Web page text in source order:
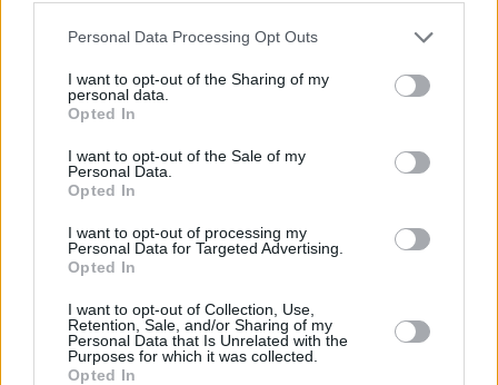
Personal Data Processing Opt Outs
I want to opt-out of the Sharing of my
personal data.
Opted In
I want to opt-out of the Sale of my
Personal Data.
Opted In
I want to opt-out of processing my
Personal Data for Targeted Advertising.
Opted In
I want to opt-out of Collection, Use,
Retention, Sale, and/or Sharing of my
Personal Data that Is Unrelated with the
Purposes for which it was collected.
Opted In
ΜΟΝΑΚΟ:ΗΝάτσνετ Αμανουέλτιμωρήθηκε με τριετή
την Ερυθραία βρέθηκε θετική στον μαραθώνιο του
Άμστερνταμ που είχε διεξαχθεί τον περασμένο
Οκτώβριο. Ήταν 4
με 2:22.45. Επίσης, τιμωρήθηκε με
πέντε χρόνια αποκλεισμό η
για
παραβιάσεις των κανονισμών περί φαρμακοδιέγερσης.
Η Κενυάτισσα βρέθηκε θετική στην απαγορευμένη
ουσία «Triamcinolone acetonide» από τη νίκη της το
ακόμη ότι για παραποίηση και ότι παρείχε λανθασμένες
πληροφορίες εγγράφων. Η ποινή της ξεκινάει από τις 14
Οκτωβρίου του 2022.